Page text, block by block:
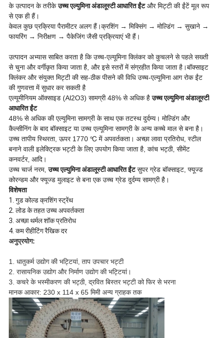
के उत्पादन के तरीकेउच्च एल्युमिना अंडालूस्टी आधारित ईंटऔर मिट्टी की ईंटें मूल रूप
से एक ही हैं।
केवल कुछ प्रक्रिया पैरामीटर अलग हैं।क्रशिंग → मिक्सिंग → मोल्डिंग → सुखाने →
फायरिंग → निरीक्षण → पैकेजिंग जैसी प्रक्रियाएं भी हैं।
उत्पादन अभ्यास साबित करता है कि उच्च-एल्यूमिना क्लिंकर को कुचलने से पहले सख्ती
से चुना और वर्गीकृत किया जाता है, और इसे स्तरों में संग्रहीत किया जाता है।बॉक्साइट
क्लिंकर और संयुक्त मिट्टी की सह-ठीक पीसने की विधि उच्च-एल्यूमिना आग रोक ईंट
की गुणवत्ता में सुधार कर सकती है
एल्यूमीनियम ऑक्साइड (Al2O3) सामग्री 48% से अधिक हैउच्च एल्युमिना अंडालूस्टी
आधारित ईंट
48% से अधिक की एल्यूमिना सामग्री के साथ एक तटस्थ दुर्दम्य। मोल्डिंग और
कैल्सीनिंग के बाद बॉक्साइट या उच्च एल्यूमिना सामग्री के अन्य कच्चे माल से बना है।
उच्च तापीय स्थिरता, ऊपर 1770 ℃ में अपवर्तकता। अच्छा लावा प्रतिरोध, स्टील
बनाने वाली इलेक्ट्रिक भट्टी के लिए उपयोग किया जाता है, कांच भट्ठी, सीमेंट
कनवर्टर, आदि।
उच्च चार्ज नरम,उच्च एल्युमिना अंडालूस्टी आधारित ईंटसुपर ग्रेड बॉक्साइट, फ्यूज्ड
कोरन्डम और फ्यूज्ड मुलाइट से बना एक उच्च ग्रेड दुर्दम्य सामग्री है।
विशेषता
1. गुड कोल्ड क्रशिंग स्ट्रेंथ
2. लोड के तहत उच्च अपवर्तकता
3. अच्छा थर्मल शॉक प्रतिरोध
4. कम रीहीटिंग रैखिक दर
अनुप्रयोग:
1. धातुकर्म उद्योग की भट्टियां, ताप उपचार भट्टी
2. रासायनिक उद्योग और निर्माण उद्योग की भट्टियां।
3. कचरे के भस्मीकरण की भट्ठी, द्रवित बिस्तर भट्टी को फिर से भरना
मानक आकार: 230 x 114 x 65 मिमी अन्य ग्राहक तक